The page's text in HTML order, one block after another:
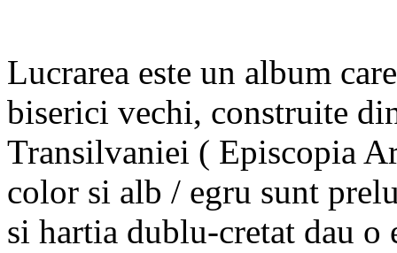
Lucrarea este un album
biserici vechi, construite
Transilvaniei ( Episcopia
color si alb / egru sunt
si hartia dublu-cretat dau o